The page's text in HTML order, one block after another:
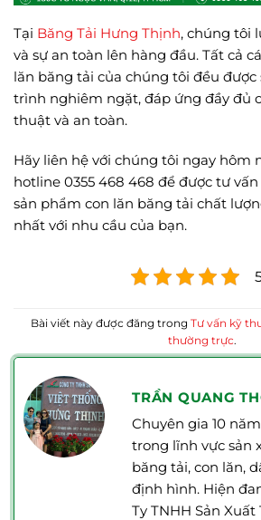
Tại Băng Tải Hưng Thịnh, chúng tôi
và sự an toàn lên hàng đầu. Tất cả
lăn băng tải của chúng tôi đều
trình nghiêm ngặt, đáp ứng đầy đủ
thuật và an toàn.
Hãy liên hệ với chúng tôi ngay hôm
hotline 0355 468 468 để được tư
sản phẩm con lăn băng tải chất
nhất với nhu cầu của bạn.
Bài viết này được đăng trong Tư vấn kỹ
thường trực.
TRẦN QUANG
Chuyên gia 10
trong lĩnh vực sản
băng tải, con lăn,
định hình. Hiện
Ty TNHH Sản